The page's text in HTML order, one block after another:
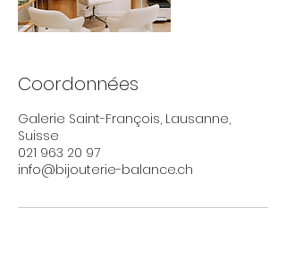
Coordonnées
Galerie Saint-François, Lausanne,
Suisse
021 963 20 97
info@bijouterie-balance.ch